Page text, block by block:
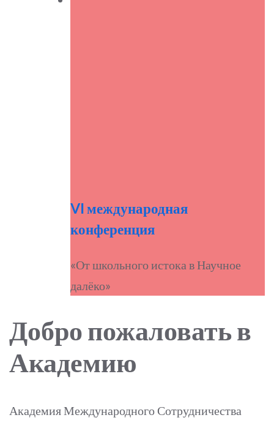
VI международная
конференция
«От школьного истока в Научное
далёко»
Добро пожаловать в
Академию
Академия Международного Сотрудничества